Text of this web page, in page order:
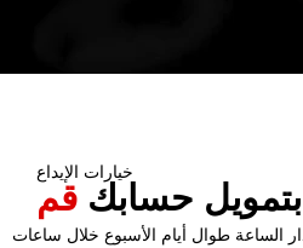
خيارات الإيداع
بتمويل حسابك قم
الساعة طوال أيام الأسبوع خلال ساعات